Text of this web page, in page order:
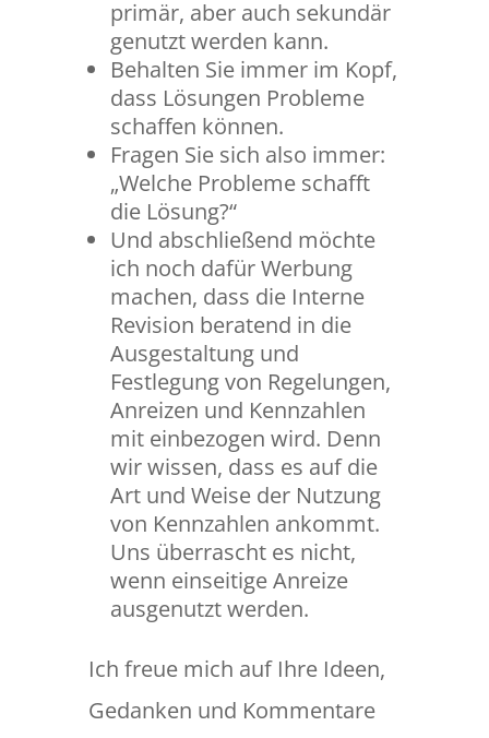
primär, aber auch sekundär
genutzt werden kann.
Behalten Sie immer im Kopf,
dass Lösungen Probleme
schaffen können.
Fragen Sie sich also immer:
„Welche Probleme schafft
die Lösung?“
Und abschließend möchte
ich noch dafür Werbung
machen, dass die Interne
Revision beratend in die
Ausgestaltung und
Festlegung von Regelungen,
Anreizen und Kennzahlen
mit einbezogen wird. Denn
wir wissen, dass es auf die
Art und Weise der Nutzung
von Kennzahlen ankommt.
Uns überrascht es nicht,
wenn einseitige Anreize
ausgenutzt werden.
Ich freue mich auf Ihre Ideen,
Gedanken und Kommentare